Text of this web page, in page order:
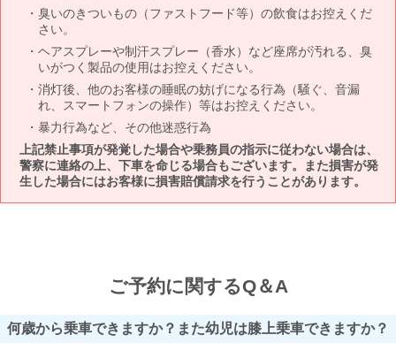
臭いのきついもの（ファストフード等）の飲食はお控えくだ
さい。
ヘアスプレーや制汗スプレー（香水）など座席が汚れる、臭
いがつく製品の使用はお控えください。
消灯後、他のお客様の睡眠の妨げになる行為（騒ぐ、音漏
れ、スマートフォンの操作）等はお控えください。
暴力行為など、その他迷惑行為
上記禁止事項が発覚した場合や乗務員の指示に従わない場合は、
警察に連絡の上、下車を命じる場合もございます。また損害が発
生した場合にはお客様に損害賠償請求を行うことがあります。
ご予約に関するQ＆A
何歳から乗車できますか？また幼児は膝上乗車できますか？